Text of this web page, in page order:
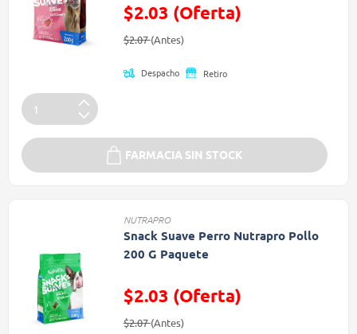
$2.03 (Oferta)
Precio reducido de
$2.07(Antes)(Oferta)
Despacho Retiro
FARMACIA SIN STOCK
NUTRAPRO
Snack Suave Perro Nutrapro Pollo
200 G Paquete
$2.03 (Oferta)
Precio reducido de
$2.07(Antes)(Oferta)